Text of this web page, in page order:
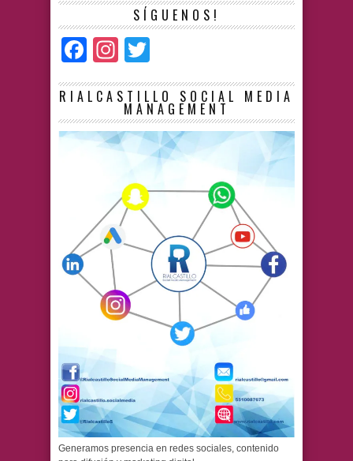
SÍGUENOS!
Facebook
Instagram
RIALCASTILLO SOCIAL MEDIA
MANAGEMENT
Generamos presencia en redes sociales, contenido